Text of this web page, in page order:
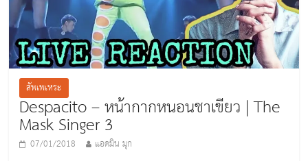
สัพเพเหระ
Despacito – หน้ากากหนอนชาเขียว | The
Mask Singer 3
07/01/2018 แอดมิน มุก